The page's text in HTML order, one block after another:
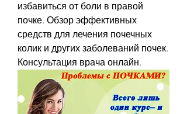
избавиться от боли в правой
почке. Обзор эффективных
средств для лечения почечных
колик и других заболеваний почек.
Консультация врача онлайн.